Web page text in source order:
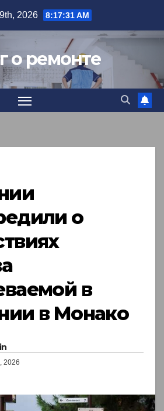
2026 8:17:31 AM
о ремонте
о
в
в Монако
2026